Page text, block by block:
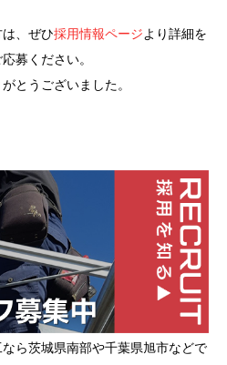
、ぜひ採用情報ページより詳細を
募ください。
とうございました。
ら茨城県南部や千葉県旭市などで